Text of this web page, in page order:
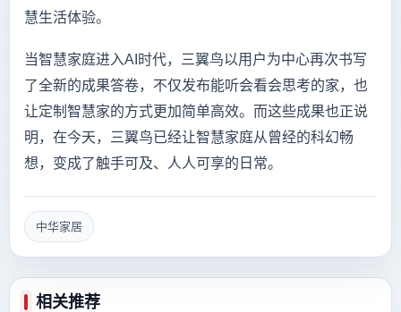
慧生活体验。
当智慧家庭进入AI时代，三翼鸟以用户为中心再次书写
了全新的成果答卷，不仅发布能听会看会思考的家，也
让定制智慧家的方式更加简单高效。而这些成果也正说
明，在今天，三翼鸟已经让智慧家庭从曾经的科幻畅
想，变成了触手可及、人人可享的日常。
中华家居
相关推荐